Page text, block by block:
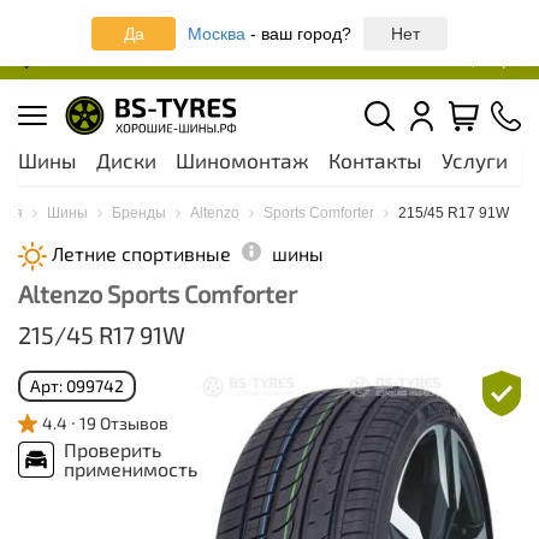
Записаться онлайн на шиномонтаж
Да Москва - ваш город? Нет
Шины Диски Шиномонтаж Контакты Услуги
Шины Бренды Altenzo Sports Comforter 215/45 R17 91W
Летние спортивные шины
Altenzo Sports Comforter
215/45 R17 91W
Арт: 099742
4.4
19 Отзывов
Проверить
применимость